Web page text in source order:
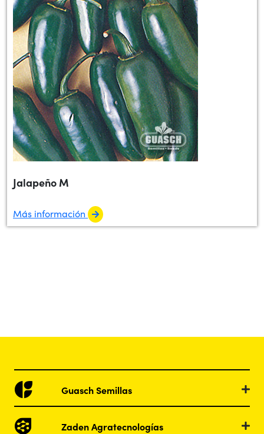
Jalapeño M
Más información
Guasch Semillas
Zaden Agratecnologías